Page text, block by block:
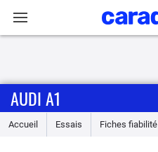
Accueil
AUDI A1
Accueil Essais Fiches fiabilité